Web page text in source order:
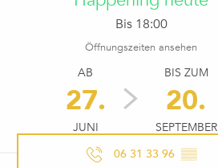
Bis 18:00
Öffnungszeiten ansehen
AB
27.
JUNI
BIS ZUM
20.
SEPTEMBER
06 31 33 96 ▒▒